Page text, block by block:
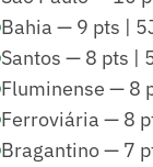
Bahia — 9 pts |
Santos — 8 pts |
Fluminense — 8
Ferroviária — 8
Bragantino — 7